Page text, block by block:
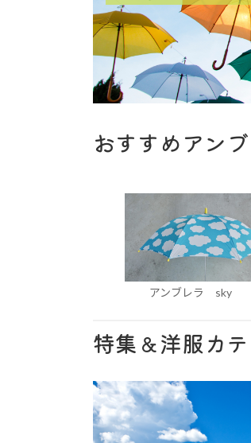
おすすめアン
アンブレラ sky
特集＆洋服カ